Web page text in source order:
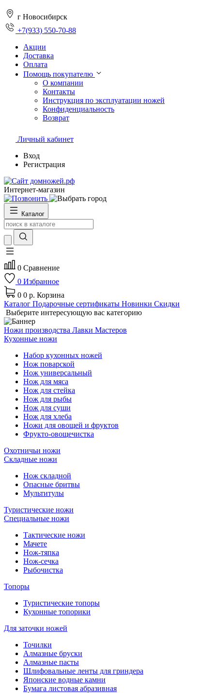
г Новосибирск
+7(933) 550-70-88
Акции
Доставка
Оплата
Помощь покупателю
О компании
Контакты
Инструкция по эксплуатации ножей
Конфиденциальность
Возврат
Личный кабинет
Вход
Регистрация
Интернет-магазин
Каталог
0 Сравнение
0 Избранное
0 0 р. Корзина
Каталог Подарочные сертификаты Новинки Скидки
Выберите интересующую вас категорию
Ножи производства Лавки Мастеров
Кухонные ножи
Набор кухонных ножей
Нож поварской
Нож универсальный
Нож для мяса
Нож для стейка
Нож для рыбы
Нож для суши
Нож для хлеба
Ножи для овощей и фруктов
Фрукто-овощечистка
Охотничьи ножи
Складные ножи
Нож складной
Опасные бритвы
Мультитулы
Туристические ножи
Специальные ножи
Тактические ножи
Мачете
Нож-тяпка
Нож-сечка
Рыбочистка
Топоры
Туристические топоры
Кухонные топорики
Для заточки ножей
Точилки
Алмазные бруски
Алмазные пасты
Шлифовальные ленты для гриндера
Японские водные камни
Бумага листовая абразивная